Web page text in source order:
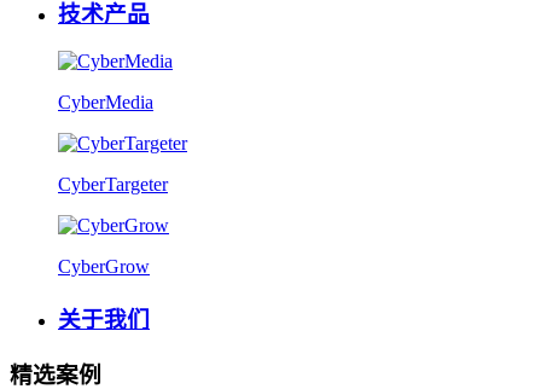
技术产品
CyberMedia
CyberTargeter
CyberGrow
关于我们
精选案例